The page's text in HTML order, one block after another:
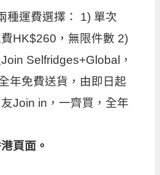
種運費選擇： 1) 單次
HK$260，無限件數 2)
Selfridges+Global，
年免費送貨，由即日起
Join in，一齊買，全年
頁面。